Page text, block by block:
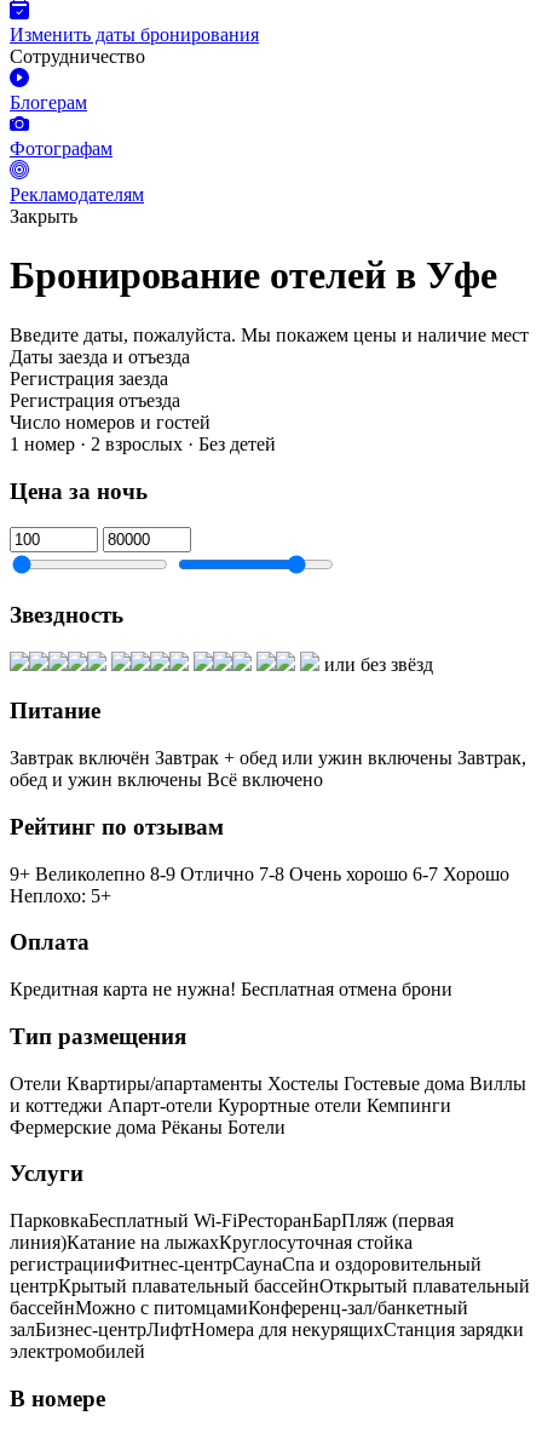
Изменить даты бронирования
Сотрудничество
Блогерам
Фотографам
Рекламодателям
Закрыть
Бронирование отелей в Уфе
Введите даты, пожалуйста. Мы покажем цены и наличие мест
Даты заезда и отъезда
Регистрация заезда
Регистрация отъезда
Число номеров и гостей
1 номер · 2 взрослых · Без детей
Цена за ночь
Звездность
или без звёзд
Питание
Завтрак включён Завтрак + обед или ужин включены Завтрак,
обед и ужин включены Всё включено
Рейтинг по отзывам
9+ Великолепно 8-9 Отлично 7-8 Очень хорошо 6-7 Хорошо
Неплохо: 5+
Оплата
Кредитная карта не нужна! Бесплатная отмена брони
Тип размещения
Отели Квартиры/апартаменты Хостелы Гостевые дома Виллы
и коттеджи Апарт-отели Курортные отели Кемпинги
Фермерские дома Рёканы Ботели
Услуги
ПарковкаБесплатный Wi-FiРесторанБарПляж (первая
линия)Катание на лыжахКруглосуточная стойка
регистрацииФитнес-центрСаунаСпа и оздоровительный
центрКрытый плавательный бассейнОткрытый плавательный
бассейнМожно с питомцамиКонференц-зал/банкетный
залБизнес-центрЛифтНомера для некурящихCтанция зарядки
электромобилей
В номере